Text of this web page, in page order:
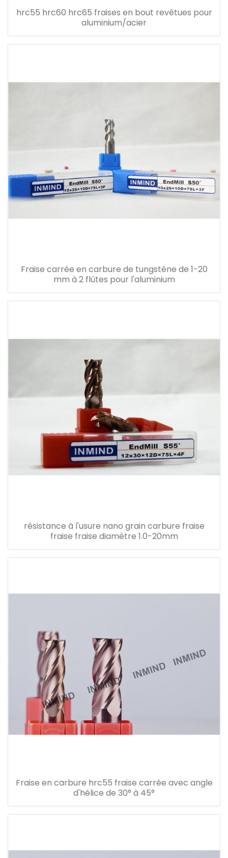
hrc55 hrc60 hrc65 fraises en bout revêtues pour
aluminium/acier
Fraise carrée en carbure de tungstène de 1-20
mm à 2 flûtes pour l'aluminium
résistance à l'usure nano grain carbure fraise
fraise fraise diamètre 1.0-20mm
Fraise en carbure hrc55 fraise carrée avec angle
d'hélice de 30° à 45°